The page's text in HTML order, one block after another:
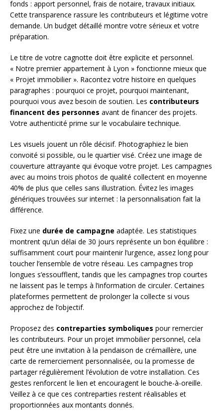
fonds : apport personnel, frais de notaire, travaux initiaux.
Cette transparence rassure les contributeurs et légitime votre
demande. Un budget détaillé montre votre sérieux et votre
préparation.
Le titre de votre cagnotte doit être explicite et personnel.
« Notre premier appartement à Lyon » fonctionne mieux que
« Projet immobilier ». Racontez votre histoire en quelques
paragraphes : pourquoi ce projet, pourquoi maintenant,
pourquoi vous avez besoin de soutien. Les contributeurs
financent des personnes avant de financer des projets.
Votre authenticité prime sur le vocabulaire technique.
Les visuels jouent un rôle décisif. Photographiez le bien
convoité si possible, ou le quartier visé. Créez une image de
couverture attrayante qui évoque votre projet. Les campagnes
avec au moins trois photos de qualité collectent en moyenne
40% de plus que celles sans illustration. Évitez les images
génériques trouvées sur internet : la personnalisation fait la
différence.
Fixez une durée de campagne adaptée. Les statistiques
montrent qu’un délai de 30 jours représente un bon équilibre :
suffisamment court pour maintenir l’urgence, assez long pour
toucher l’ensemble de votre réseau. Les campagnes trop
longues s’essoufflent, tandis que les campagnes trop courtes
ne laissent pas le temps à l’information de circuler. Certaines
plateformes permettent de prolonger la collecte si vous
approchez de l’objectif.
Proposez des contreparties symboliques pour remercier
les contributeurs. Pour un projet immobilier personnel, cela
peut être une invitation à la pendaison de crémaillère, une
carte de remerciement personnalisée, ou la promesse de
partager régulièrement l’évolution de votre installation. Ces
gestes renforcent le lien et encouragent le bouche-à-oreille.
Veillez à ce que ces contreparties restent réalisables et
proportionnées aux montants donnés.